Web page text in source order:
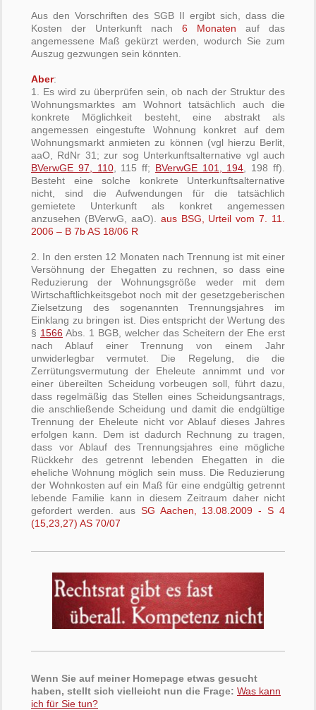
Aus den Vorschriften des SGB II ergibt sich, dass die
Kosten der Unterkunft nach 6 Monaten auf das
angemessene Maß gekürzt werden, wodurch Sie zum
Auszug gezwungen sein könnten.
Aber:
1. Es wird zu überprüfen sein, ob nach der Struktur des
Wohnungsmarktes am Wohnort tatsächlich auch die
konkrete Möglichkeit besteht, eine abstrakt als
angemessen eingestufte Wohnung konkret auf dem
Wohnungsmarkt anmieten zu können (vgl hierzu Berlit,
aaO, RdNr 31; zur sog Unterkunftsalternative vgl auch
BVerwGE 97, 110, 115 ff; BVerwGE 101, 194, 198 ff).
Besteht eine solche konkrete Unterkunftsalternative
nicht, sind die Aufwendungen für die tatsächlich
gemietete Unterkunft als konkret angemessen
anzusehen (BVerwG, aaO). aus BSG, Urteil vom 7. 11.
2006 – B 7b AS 18/06 R
2. In den ersten 12 Monaten nach Trennung ist mit einer
Versöhnung der Ehegatten zu rechnen, so dass eine
Reduzierung der Wohnungsgröße weder mit dem
Wirtschaftlichkeitsgebot noch mit der gesetzgeberischen
Zielsetzung des sogenannten Trennungsjahres im
Einklang zu bringen ist. Dies entspricht der Wertung des
§ 1566 Abs. 1 BGB, welcher das Scheitern der Ehe erst
nach Ablauf einer Trennung von einem Jahr
unwiderlegbar vermutet. Die Regelung, die die
Zerrütungsvermutung der Eheleute annimmt und vor
einer übereilten Scheidung vorbeugen soll, führt dazu,
dass regelmäßig das Stellen eines Scheidungsantrags,
die anschließende Scheidung und damit die endgültige
Trennung der Eheleute nicht vor Ablauf dieses Jahres
erfolgen kann. Dem ist dadurch Rechnung zu tragen,
dass vor Ablauf des Trennungsjahres eine mögliche
Rückkehr des getrennt lebenden Ehegatten in die
eheliche Wohnung möglich sein muss. Die Reduzierung
der Wohnkosten auf ein Maß für eine endgültig getrennt
lebende Familie kann in diesem Zeitraum daher nicht
gefordert werden. aus SG Aachen, 13.08.2009 - S 4
(15,23,27) AS 70/07
Wenn Sie auf meiner Homepage etwas gesucht
haben, stellt sich vielleicht nun die Frage: Was kann
ich für Sie tun?